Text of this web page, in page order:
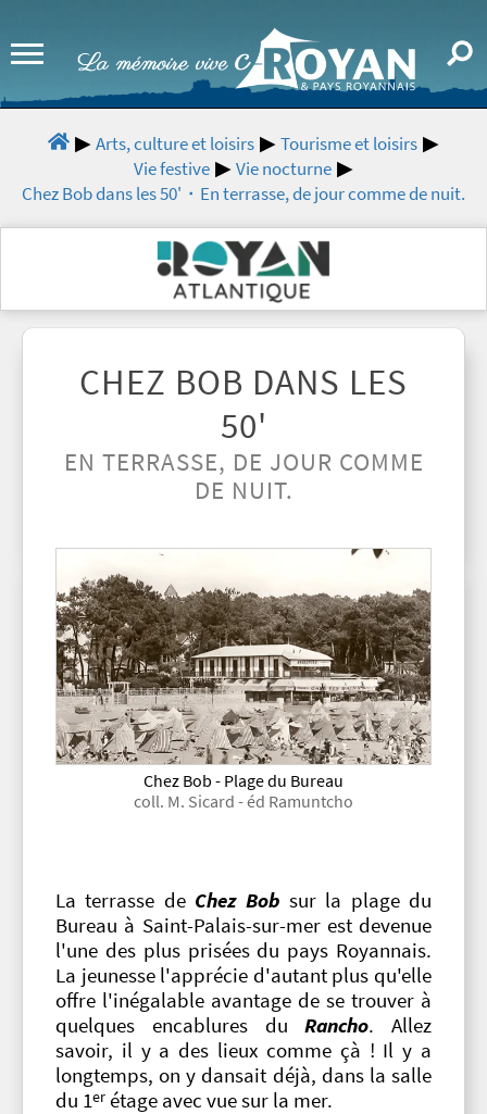
Arts, culture et loisirs
Tourisme et loisirs
Vie festive
Vie nocturne
Chez Bob dans les 50'・En terrasse, de jour comme de nuit.
CHEZ BOB DANS LES
50'
EN TERRASSE, DE JOUR COMME
DE NUIT.
Chez Bob - Plage du Bureau
coll. M. Sicard - éd Ramuntcho
La terrasse de Chez Bob sur la plage du
Bureau à Saint-Palais-sur-mer est devenue
l'une des plus prisées du pays Royannais.
La jeunesse l'apprécie d'autant plus qu'elle
offre l'inégalable avantage de se trouver à
quelques encablures duRancho. Allez
savoir, il y a des lieux comme çà ! Il y a
longtemps, on y dansait déjà, dans la salle
du 1er étage avec vue sur la mer.